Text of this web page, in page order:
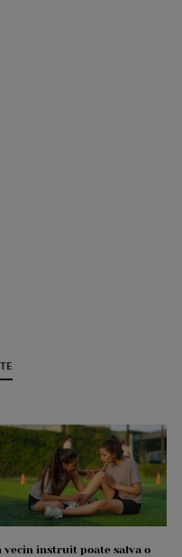
vecin instruit poate salva o